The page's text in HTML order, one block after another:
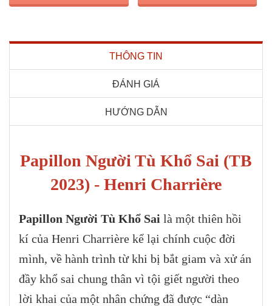
THÔNG TIN
ĐÁNH GIÁ
HƯỚNG DẪN
Papillon Người Tù Khổ Sai (TB
2023) - Henri Charrière
Papillon Người Tù Khổ Sai là một thiên hồi
kí của Henri Charrière kể lại chính cuộc đời
mình, về hành trình từ khi bị bắt giam và xử án
đầy khổ sai chung thân vì tội giết người theo
lời khai của một nhân chứng đã được “dàn